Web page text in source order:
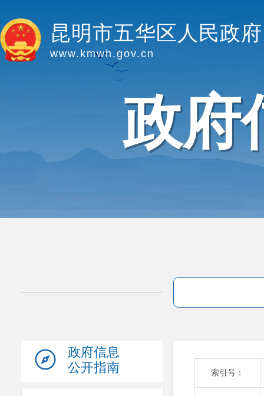
昆明市五华区人民政府
www.kmwh.gov.cn
政府
政府信息
公开指南
索引号：